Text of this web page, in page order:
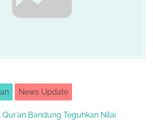
News Update
Bandung Teguhkan Nilai